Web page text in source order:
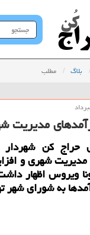
جستجو
در
بلاگ مطلب
مدیریت
حراج كن شهردار
شهری و
ویروس اظهار
به شورای شهر